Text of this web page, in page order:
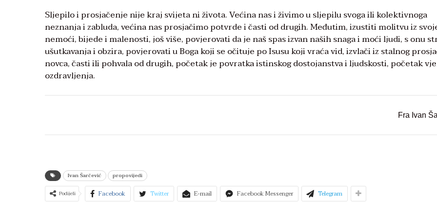
Sljepilo i prosjačenje nije kraj svijeta ni života. Većina nas i živimo u sljepilu svoga ili kolektivnoga
neznanja i zabluda, većina nas prosjačimo potvrde i časti od drugih. Međutim, izustiti molitvu iz
nemoći, bijede i malenosti, još više, povjerovati da je naš spas izvan naših snaga i moći ljudi, s onu
ušutkavanja i obzira, povjerovati u Boga koji se očituje po Isusu koji vraća vid, izvlači iz stalnog
novca, časti ili pohvala od drugih, početak je povratka istinskog dostojanstva i ljudskosti, početak
ozdravljenja.
Fra Ivan
Ivan Šarčević propovijedi
Podijeli Facebook Twitter E-mail Facebook Messenger Telegram